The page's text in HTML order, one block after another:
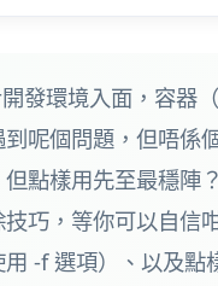
發環境入面，容器
到呢個問題，但唔
點樣用先至最穩陣
巧，等你可以自信
-f 選項）、以及